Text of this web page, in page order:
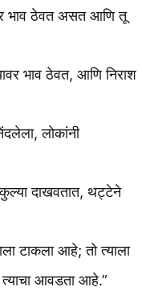
भाव ठेवत असत आणि तू
भाव ठेवत, आणि निराश
लोकांनी
दाखवतात, थट्टेने
टाकला आहे; तो त्याला
त्याचा आवडता आहे.”